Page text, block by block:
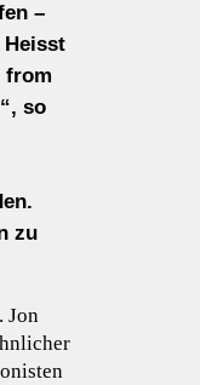
–
from
so
zu
Jon